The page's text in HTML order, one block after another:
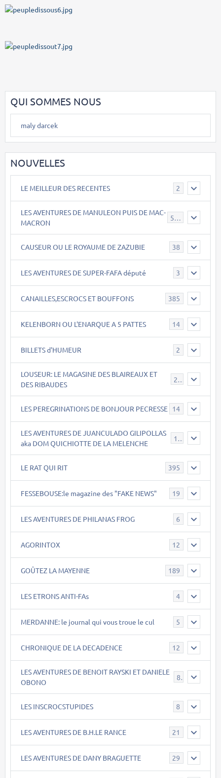
QUI SOMMES NOUS
maly darcek
NOUVELLES
LE MEILLEUR DES RECENTES 2
LES AVENTURES DE MANULEON PUIS DE MAC-
MACRON
543
CAUSEUR OU LE ROYAUME DE ZAZUBIE 38
LES AVENTURES DE SUPER-FAFA député 3
CANAILLES,ESCROCS ET BOUFFONS 385
KELENBORN OU L'ENARQUE A 5 PATTES 14
BILLETS d'HUMEUR 2
LOUSEUR: LE MAGASINE DES BLAIREAUX ET
DES RIBAUDES
21
LES PEREGRINATIONS DE BONJOUR PECRESSE 14
LES AVENTURES DE JUANCULADO GILIPOLLAS
aka DOM QUICHIOTTE DE LA MELENCHE
119
LE RAT QUI RIT 395
FESSEBOUSE:le magazine des "FAKE NEWS" 19
LES AVENTURES DE PHILANAS FROG 6
AGORINTOX 12
GOÛTEZ LA MAYENNE 189
LES ETRONS ANTI-FAs 4
MERDANNE: le journal qui vous troue le cul 5
CHRONIQUE DE LA DECADENCE 12
LES AVENTURES DE BENOIT RAYSKI ET DANIELE
OBONO
8
LES INSCROCSTUPIDES 8
LES AVENTURES DE B.H.LE RANCE 21
LES AVENTURES DE DANY BRAGUETTE 29